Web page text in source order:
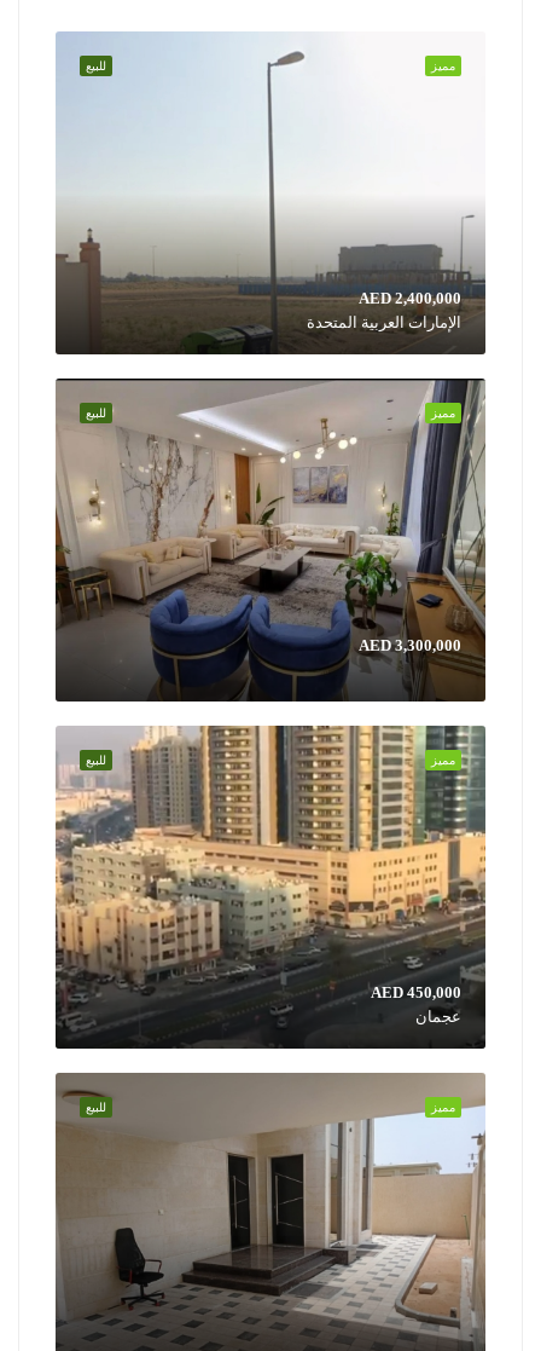
للبيع مميز
AED 2,400,000
الإمارات العربية المتحدة
للبيع مميز
AED 3,300,000
للبيع مميز
AED 450,000
عجمان
للبيع مميز